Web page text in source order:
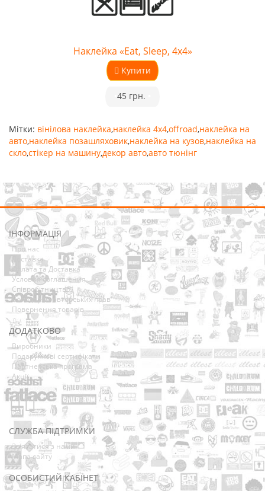
Наклейка «Eat, Sleep, 4x4»
Купити
45 грн.
Мітки: вінілова наклейка,наклейка 4x4,offroad,наклейка на
авто,наклейка позашляховик,наклейка на кузов,наклейка на
скло,стікер на машину,декор авто,авто тюнінг
ІНФОРМАЦІЯ
Про нас
Доставка
Оплата та Доставка
Условия соглашения
Співробітництво
Володарям авторських прав
Повернення товарів
ДОДАТКОВО
Виробники
Подарункові сертифікати
Партнерська програма
Акції
СЛУЖБА ПІДТРИМКИ
Зв’язатися з нами
Мапа сайту
ОСОБИСТИЙ КАБІНЕТ